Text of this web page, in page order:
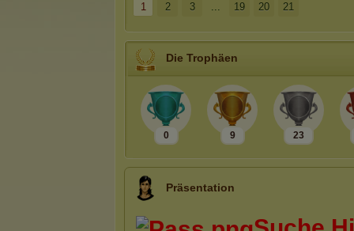
1 2 3 ... 19 20 21
Die Trophäen
0 9 23
Präsentation